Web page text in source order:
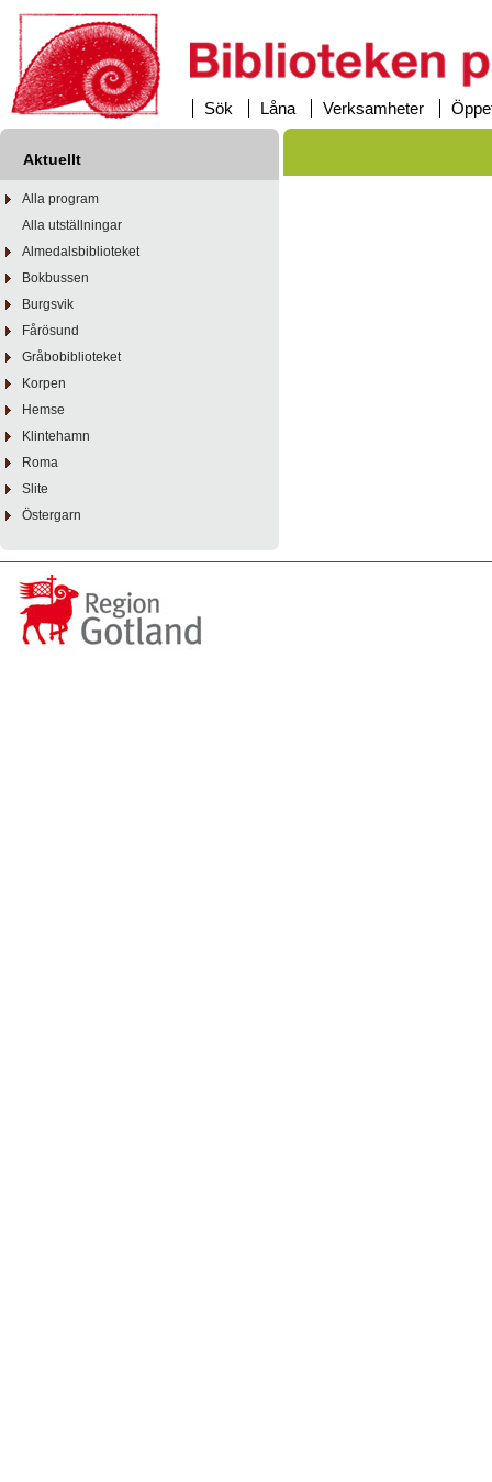
Sök Låna Verksamheter
Aktuellt
Alla program
Alla utställningar
Almedalsbiblioteket
Bokbussen
Burgsvik
Fårösund
Gråbobiblioteket
Korpen
Hemse
Klintehamn
Roma
Slite
Östergarn